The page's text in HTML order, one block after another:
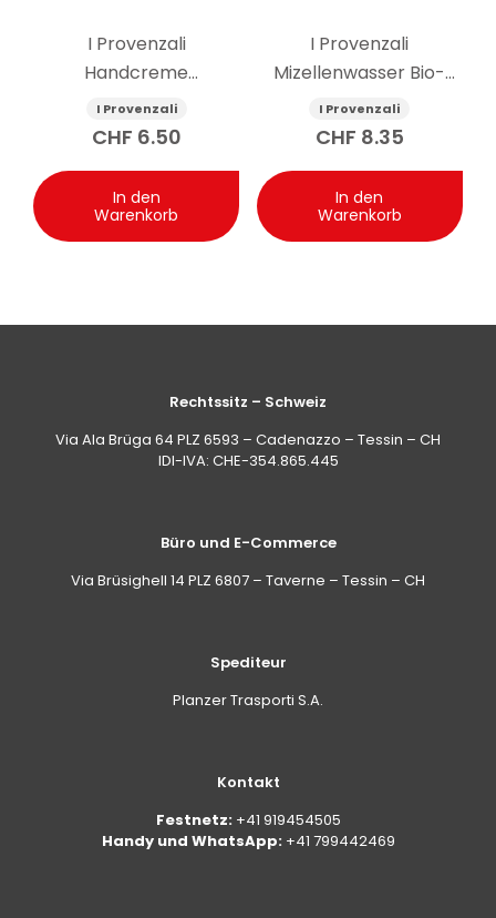
I Provenzali
Handcreme
empfindliche Haut
Olive 75 ml
I Provenzali
CHF 6.50
In den
Warenkorb
I Provenzali
Mizellenwasser Bio-
Rosenmuskatnuss 400
ml
I Provenzali
CHF 8.35
In den
Warenkorb
Rechtssitz – Schweiz
Via Ala Brüga 64 PLZ 6593 – Cadenazzo – Tessin – CH
IDI-IVA: CHE-354.865.445
Büro und E-Commerce
Via Brüsighell 14 PLZ 6807 – Taverne – Tessin – CH
Spediteur
Planzer Trasporti S.A.
Kontakt
Festnetz: +41 919454505
Handy und WhatsApp: +41 799442469